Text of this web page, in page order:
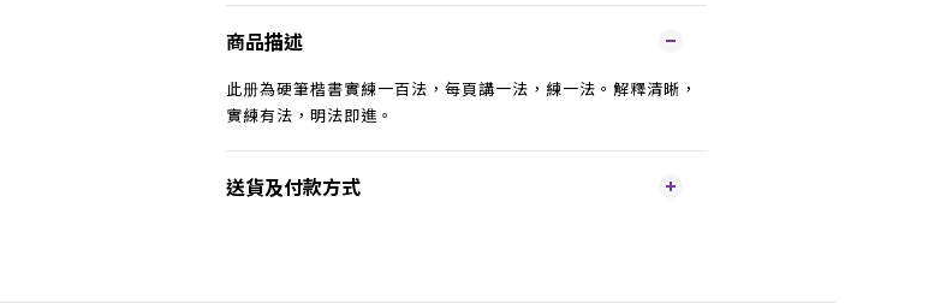
商品描述
此册為硬筆楷書實練一百法，每頁講一法，練一法。解釋清晰，
實練有法，明法即進。
送貨及付款方式